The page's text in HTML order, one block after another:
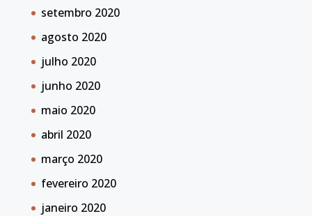
setembro 2020
agosto 2020
julho 2020
junho 2020
maio 2020
abril 2020
março 2020
fevereiro 2020
janeiro 2020